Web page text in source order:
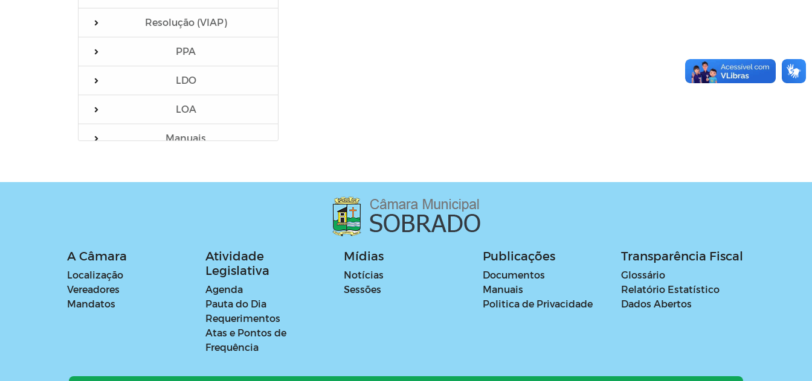
Resolução (VIAP)
PPA
LDO
LOA
Manuais
A Câmara
Localização
Vereadores
Mandatos
Atividade
Legislativa
Agenda
Pauta do Dia
Requerimentos
Atas e Pontos de
Frequência
Mídias
Notícias
Sessões
Publicações
Documentos
Manuais
Politica de Privacidade
Transparência Fiscal
Glossário
Relatório Estatístico
Dados Abertos